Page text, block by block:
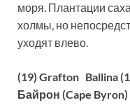
моря. Плантации
холмы, но
уходят влево.
(19) Grafton Ballina
Байрон (Cape Byron)